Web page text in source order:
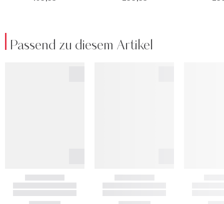
Passend zu diesem Artikel